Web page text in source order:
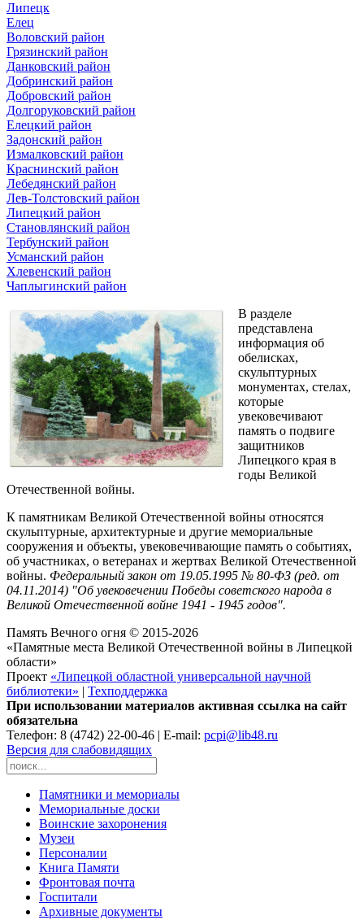
Липецк
Елец
Воловский район
Грязинский район
Данковский район
Добринский район
Добровский район
Долгоруковский район
Елецкий район
Задонский район
Измалковский район
Краснинский район
Лебедянский район
Лев-Толстовский район
Липецкий район
Становлянский район
Тербунский район
Усманский район
Хлевенский район
Чаплыгинский район
В разделе
представлена
информация об
обелисках,
скульптурных
монументах, стелах,
которые
увековечивают
память о подвиге
защитников
Липецкого края в
годы Великой
Отечественной войны.
К памятникам Великой Отечественной войны относятся
скульптурные, архитектурные и другие мемориальные
сооружения и объекты, увековечивающие память о событиях,
об участниках, о ветеранах и жертвах Великой Отечественной
войны. Федеральный закон от 19.05.1995 № 80-ФЗ (ред. от
04.11.2014) "Об увековечении Победы советского народа в
Великой Отечественной войне 1941 - 1945 годов".
Память Вечного огня © 2015-2026
«Памятные места Великой Отечественной войны в Липецкой
области»
Проект «Липецкой областной универсальной научной
библиотеки» | Техподдержка
При использовании материалов активная ссылка на сайт
обязательна
Телефон: 8 (4742) 22-00-46 | E-mail: pcpi@lib48.ru
Версия для слабовидящих
Памятники и мемориалы
Мемориальные доски
Воинские захоронения
Музеи
Персоналии
Книга Памяти
Фронтовая почта
Госпитали
Архивные документы